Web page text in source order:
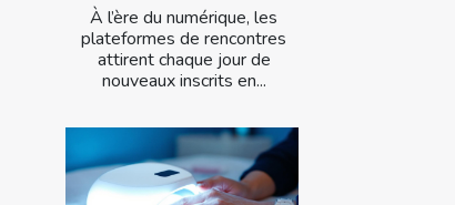
À l’ère du numérique, les
plateformes de rencontres
attirent chaque jour de
nouveaux inscrits en...